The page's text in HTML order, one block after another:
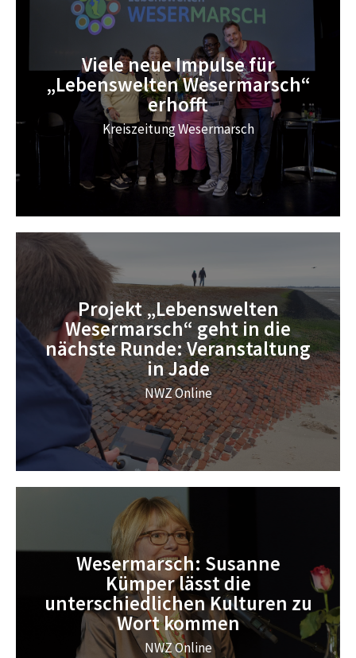
Viele neue Impulse für
„Lebenswelten Wesermarsch“
erhofft
Kreiszeitung Wesermarsch
Projekt „Lebenswelten
Wesermarsch“ geht in die
nächste Runde: Veranstaltung
in Jade
NWZ Online
Wesermarsch: Susanne
Kümper lässt die
unterschiedlichen Kulturen zu
Wort kommen
NWZ Online